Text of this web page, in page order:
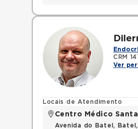
CRM
Ver
Locais de Atendimento
Centro Médico
Avenida do Batel,